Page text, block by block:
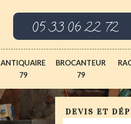
05 33 06 22 72
ANTIQUAIRE
79
BROCANTEUR
79
DEVIS ET